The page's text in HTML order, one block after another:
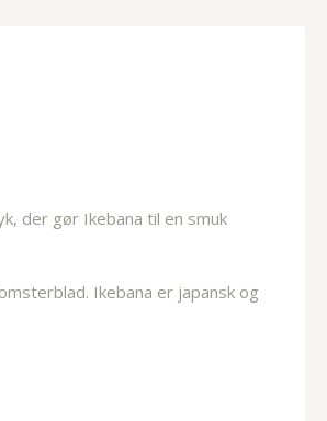
der gør Ikebana til en smuk
Ikebana er japansk og